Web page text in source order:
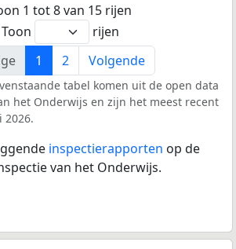
1 tot 8 van 15 rijen
Toon
rijen
1 2 Volgende
tabel komen uit de open data
het Onderwijs en zijn het meest recent
2026.
inspectierapporten op de
van het Onderwijs.